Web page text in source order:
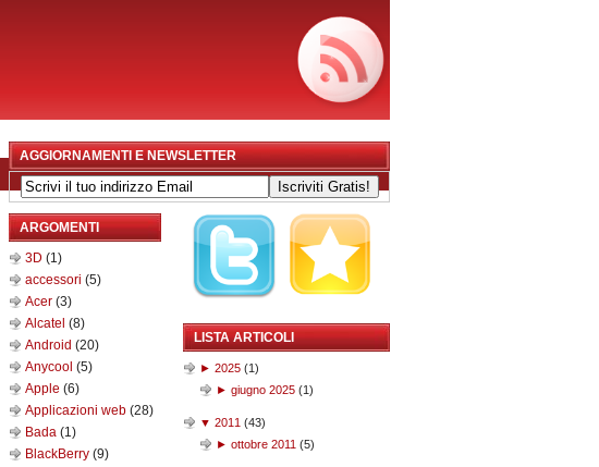
AGGIORNAMENTI E NEWSLETTER
ARGOMENTI
3D (1)
accessori (5)
Acer (3)
Alcatel (8)
Android (20)
Anycool (5)
Apple (6)
Applicazioni web (28)
Bada (1)
BlackBerry (9)
LISTA ARTICOLI
► 2025 (1)
► giugno 2025 (1)
▼ 2011 (43)
► ottobre 2011 (5)